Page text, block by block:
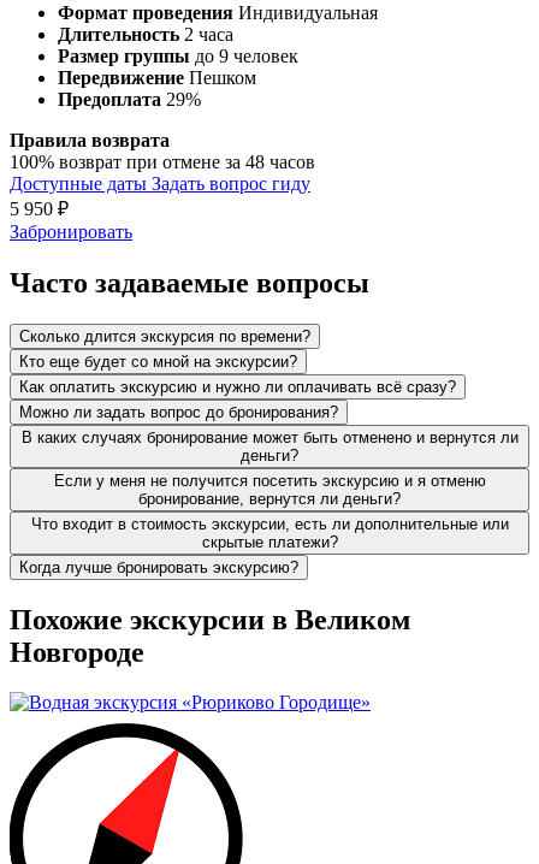
Формат проведения Индивидуальная
Длительность 2 часа
Размер группы до 9 человек
Передвижение Пешком
Предоплата 29%
Правила возврата
100% возврат при отмене за 48 часов
Доступные даты Задать вопрос гиду
5 950 ₽
Забронировать
Часто задаваемые вопросы
Сколько длится экскурсия по времени?
Кто еще будет со мной на экскурсии?
Как оплатить экскурсию и нужно ли оплачивать всё сразу?
Можно ли задать вопрос до бронирования?
В каких случаях бронирование может быть отменено и вернутся ли
деньги?
Если у меня не получится посетить экскурсию и я отменю
бронирование, вернутся ли деньги?
Что входит в стоимость экскурсии, есть ли дополнительные или
скрытые платежи?
Когда лучше бронировать экскурсию?
Похожие экскурсии в Великом
Новгороде